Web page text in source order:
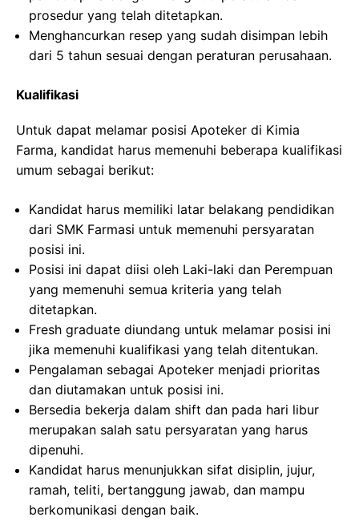
prosedur yang telah ditetapkan.
Menghancurkan resep yang sudah disimpan lebih
dari 5 tahun sesuai dengan peraturan perusahaan.
Kualifikasi
Untuk dapat melamar posisi Apoteker di Kimia
Farma, kandidat harus memenuhi beberapa kualifikasi
umum sebagai berikut:
Kandidat harus memiliki latar belakang pendidikan
dari SMK Farmasi untuk memenuhi persyaratan
posisi ini.
Posisi ini dapat diisi oleh Laki-laki dan Perempuan
yang memenuhi semua kriteria yang telah
ditetapkan.
Fresh graduate diundang untuk melamar posisi ini
jika memenuhi kualifikasi yang telah ditentukan.
Pengalaman sebagai Apoteker menjadi prioritas
dan diutamakan untuk posisi ini.
Bersedia bekerja dalam shift dan pada hari libur
merupakan salah satu persyaratan yang harus
dipenuhi.
Kandidat harus menunjukkan sifat disiplin, jujur,
ramah, teliti, bertanggung jawab, dan mampu
berkomunikasi dengan baik.